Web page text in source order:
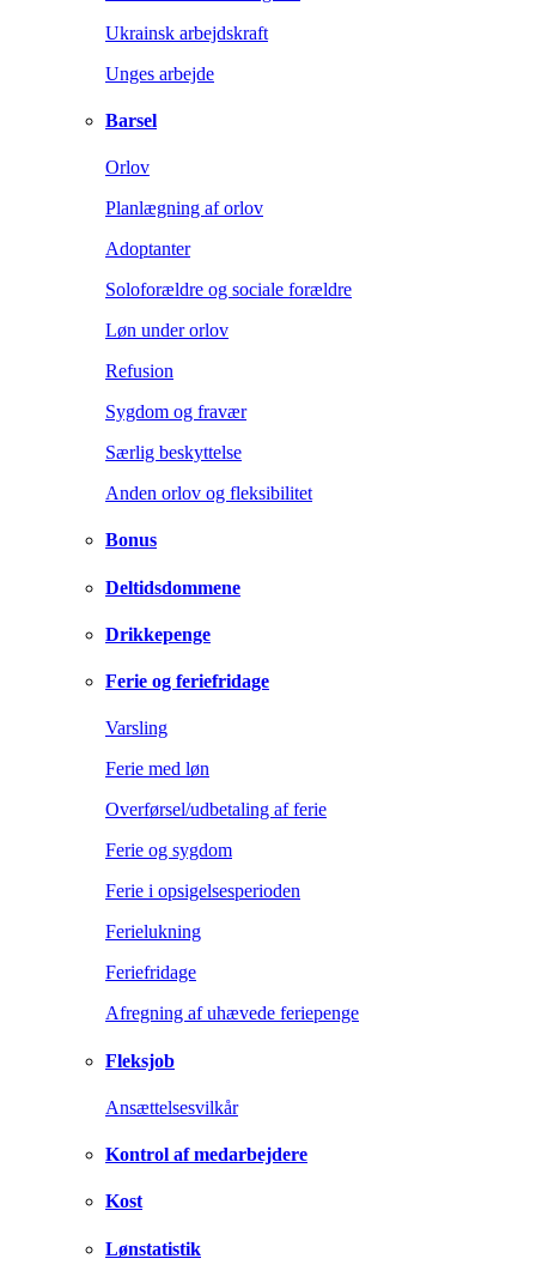
Ukrainsk arbejdskraft
Unges arbejde
Barsel
Orlov
Planlægning af orlov
Adoptanter
Soloforældre og sociale forældre
Løn under orlov
Refusion
Sygdom og fravær
Særlig beskyttelse
Anden orlov og fleksibilitet
Bonus
Deltidsdommene
Drikkepenge
Ferie og feriefridage
Varsling
Ferie med løn
Overførsel/udbetaling af ferie
Ferie og sygdom
Ferie i opsigelsesperioden
Ferielukning
Feriefridage
Afregning af uhævede feriepenge
Fleksjob
Ansættelsesvilkår
Kontrol af medarbejdere
Kost
Lønstatistik